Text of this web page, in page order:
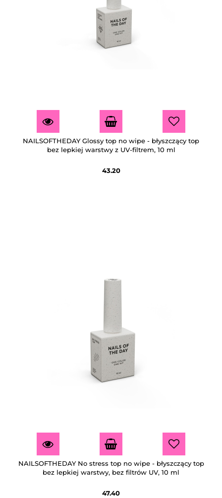
NAILSOFTHEDAY Glossy top no wipe - błyszczący top
bez lepkiej warstwy z UV-filtrem, 10 ml
43.20
NAILSOFTHEDAY No stress top no wipe - błyszczący top
bez lepkiej warstwy, bez filtrów UV, 10 ml
47.40